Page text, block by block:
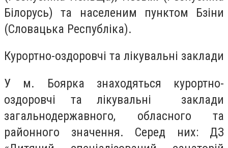
Білорусь) та населеним пунктом Бзіни
(Словацька Республіка).
Курортно-оздоровчі та лікувальні заклади
У м. Боярка знаходяться курортно-
оздоровчі та лікувальні заклади
загальнодержавного, обласного та
районного значення. Серед них: ДЗ